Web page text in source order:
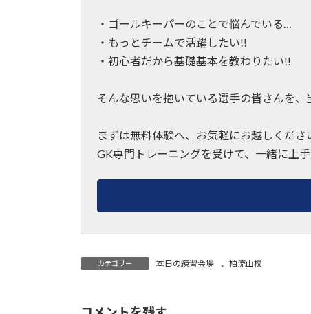
・ゴールキーパーのことで悩んでいる…
・もっとチームで活躍したい!!
・初心者だから基礎基本を教わりたい!!
そんな思いを抱いている選手の皆さんを
まずは無料体験へ、お気軽にお越しくださ
GK専門トレーニングを受けて、一緒に上手
カテゴリー 本日の練習会場 、 柏流山校